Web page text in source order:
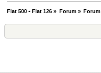
Fiat 500 • Fiat 126 » Forum»